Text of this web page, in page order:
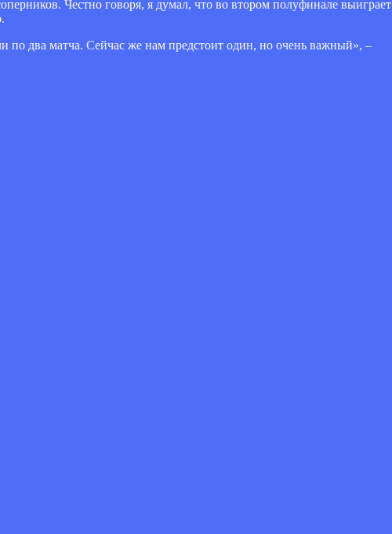
Честно говоря, я думал, что во втором полуфинале выиграет
два матча. Сейчас же нам предстоит один, но очень важный», –